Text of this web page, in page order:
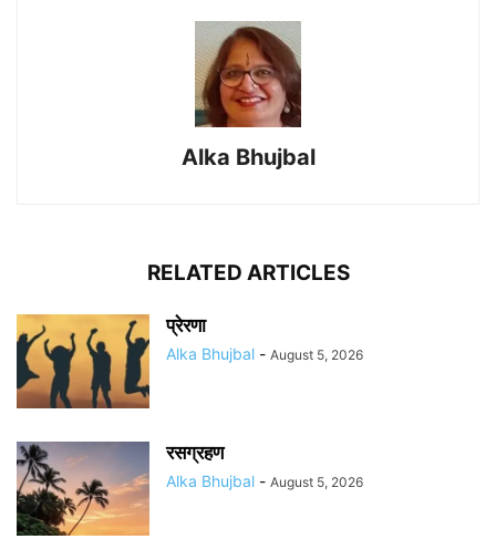
Alka Bhujbal
RELATED ARTICLES
प्रेरणा
Alka Bhujbal - August 5, 2026
रसग्रहण
Alka Bhujbal - August 5, 2026